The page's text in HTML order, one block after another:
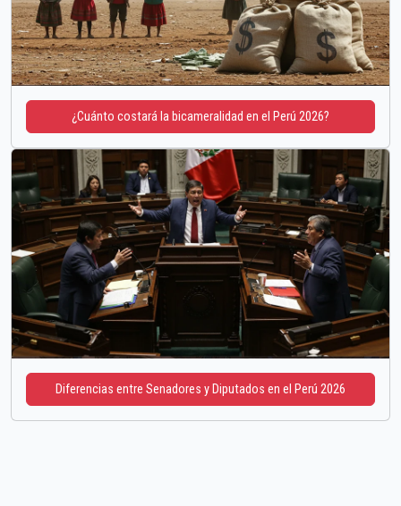
¿Cuánto costará la bicameralidad en el Perú 2026?
Diferencias entre Senadores y Diputados en el Perú 2026